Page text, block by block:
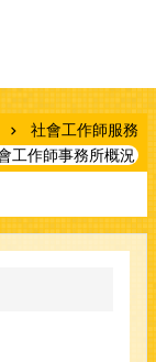
社會工作師服務
工作師事務所概況